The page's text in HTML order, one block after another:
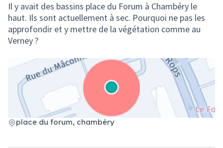
Il y avait des bassins place du Forum à Chambéry le
haut. Ils sont actuellement à sec. Pourquoi ne pas les
approfondir et y mettre de la végétation comme au
Verney ?
place du forum, chambéry
(Lien externe)